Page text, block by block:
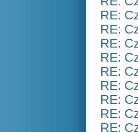
RE:
RE:
RE:
RE:
RE:
RE:
RE:
RE:
RE: